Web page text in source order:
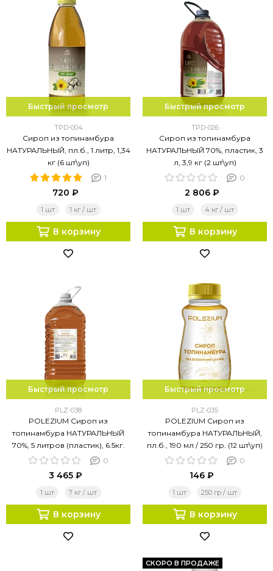
Быстрый просмотр
TPD-004
Сироп из топинамбура
НАТУРАЛЬНЫЙ, пл.б., 1 литр, 1,34
кг (6 шт\уп)
1
720 ₽
1 шт 1 кг / шт
В корзину
Быстрый просмотр
TPD-026
Сироп из топинамбура
НАТУРАЛЬНЫЙ 70%, пластик, 3
л, 3,9 кг (2 шт\уп)
0
2 806 ₽
1 шт 4 кг / шт
В корзину
Быстрый просмотр
PLZ-038
POLEZIUM Сироп из
топинамбура НАТУРАЛЬНЫЙ
70%, 5 литров (пластик), 6.5кг.
0
3 465 ₽
1 шт 7 кг / шт
В корзину
Быстрый просмотр
PLZ-035
POLEZIUM Сироп из
топинамбура НАТУРАЛЬНЫЙ,
пл.б., 190 мл / 250 гр. (12 шт\уп)
0
146 ₽
1 шт 250 гр / шт
В корзину
СКОРО В ПРОДАЖЕ